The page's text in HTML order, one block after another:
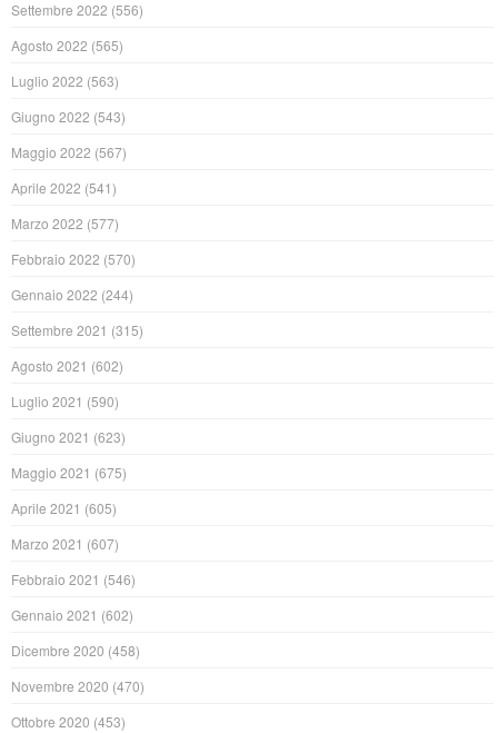
Settembre 2022 (556)
Agosto 2022 (565)
Luglio 2022 (563)
Giugno 2022 (543)
Maggio 2022 (567)
Aprile 2022 (541)
Marzo 2022 (577)
Febbraio 2022 (570)
Gennaio 2022 (244)
Settembre 2021 (315)
Agosto 2021 (602)
Luglio 2021 (590)
Giugno 2021 (623)
Maggio 2021 (675)
Aprile 2021 (605)
Marzo 2021 (607)
Febbraio 2021 (546)
Gennaio 2021 (602)
Dicembre 2020 (458)
Novembre 2020 (470)
Ottobre 2020 (453)